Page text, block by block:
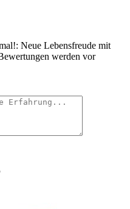
Neue Lebensfreude mit
werden vor